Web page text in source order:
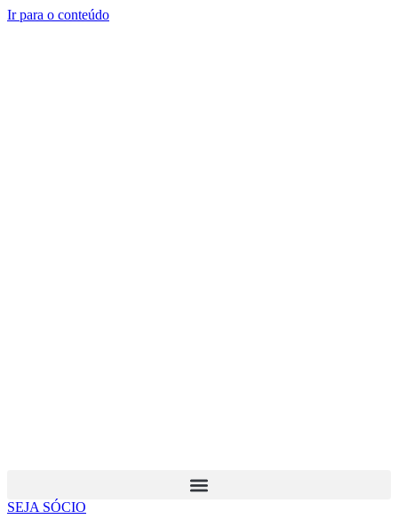
Ir para o conteúdo
SEJA SÓCIO